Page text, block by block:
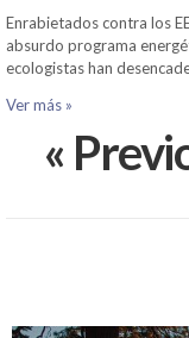
Enrabietados contra los
absurdo programa
ecologistas han
Ver más »
«